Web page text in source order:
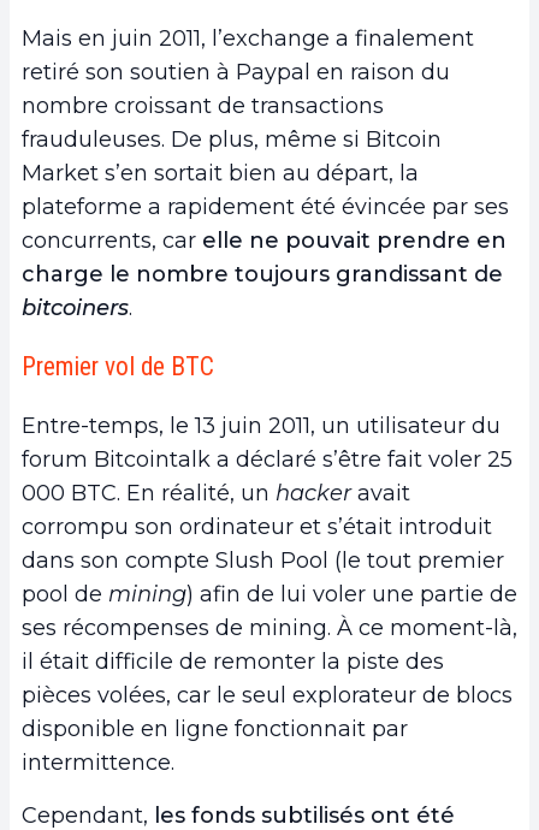
Mais en juin 2011, l’exchange a finalement
retiré son soutien à Paypal en raison du
nombre croissant de transactions
frauduleuses. De plus, même si Bitcoin
Market s’en sortait bien au départ, la
plateforme a rapidement été évincée par ses
concurrents, car elle ne pouvait prendre en
charge le nombre toujours grandissant de
bitcoiners.
Premier vol de BTC
Entre-temps, le 13 juin 2011, un utilisateur du
forum Bitcointalk a déclaré s’être fait voler 25
000 BTC. En réalité, un hackeravait
corrompu son ordinateur et s’était introduit
dans son compte Slush Pool (le tout premier
pool de mining) afin de lui voler une partie de
ses récompenses de mining. À ce moment-là,
il était difficile de remonter la piste des
pièces volées, car le seul explorateur de blocs
disponible en ligne fonctionnait par
intermittence.
Cependant, les fonds subtilisés ont été